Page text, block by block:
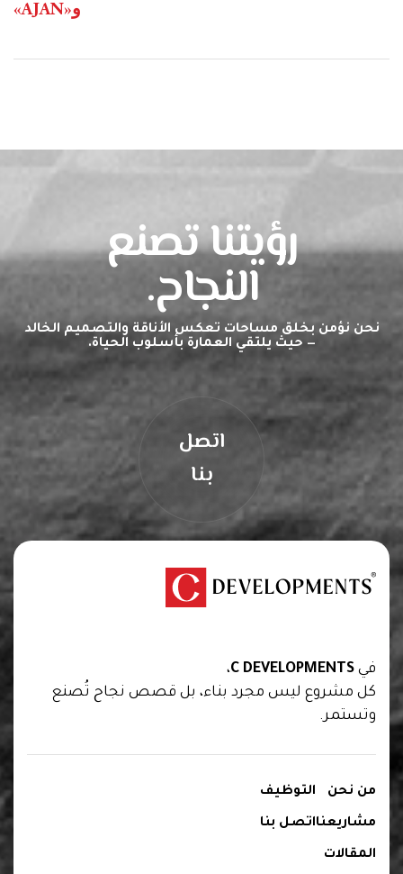
و«AJAN»
اتصل
بنا
رؤيتنا تصنع
النجاح.
نحن نؤمن بخلق مساحات تعكس الأناقة والتصميم الخالد
— حيث يلتقي العمارة بأسلوب الحياة.
في C DEVELOPMENTS،
كل مشروع ليس مجرد بناء، بل قصص نجاح تُصنع
وتستمر.
من نحن
مشاريعنا
المقالات
التوظيف
اتصل بنا